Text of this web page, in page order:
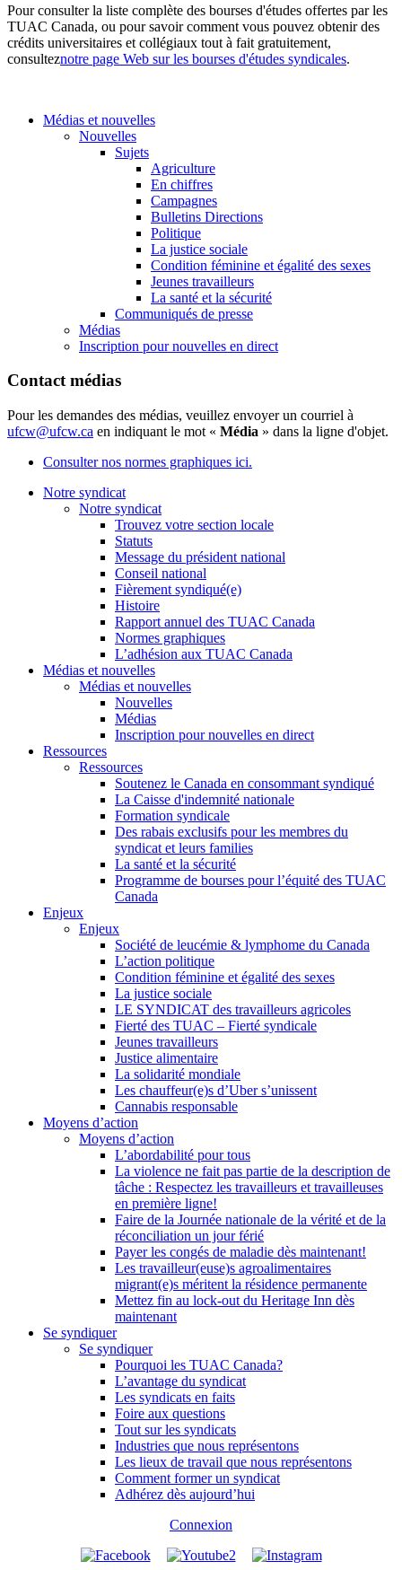
Pour consulter la liste complète des bourses d'études offertes par les
TUAC Canada, ou pour savoir comment vous pouvez obtenir des
crédits universitaires et collégiaux tout à fait gratuitement,
consulteznotre page Web sur les bourses d'études syndicales.
Médias et nouvelles
Nouvelles
Sujets
Agriculture
En chiffres
Campagnes
Bulletins Directions
Politique
La justice sociale
Condition féminine et égalité des sexes
Jeunes travailleurs
La santé et la sécurité
Communiqués de presse
Médias
Inscription pour nouvelles en direct
Contact médias
Pour les demandes des médias, veuillez envoyer un courriel à
ufcw@ufcw.ca en indiquant le mot « Média » dans la ligne d'objet.
Consulter nos normes graphiques ici.
Notre syndicat
Notre syndicat
Trouvez votre section locale
Statuts
Message du président national
Conseil national
Fièrement syndiqué(e)
Histoire
Rapport annuel des TUAC Canada
Normes graphiques
L’adhésion aux TUAC Canada
Médias et nouvelles
Médias et nouvelles
Nouvelles
Médias
Inscription pour nouvelles en direct
Ressources
Ressources
Soutenez le Canada en consommant syndiqué
La Caisse d'indemnité nationale
Formation syndicale
Des rabais exclusifs pour les membres du
syndicat et leurs families
La santé et la sécurité
Programme de bourses pour l’équité des TUAC
Canada
Enjeux
Enjeux
Société de leucémie & lymphome du Canada
L’action politique
Condition féminine et égalité des sexes
La justice sociale
LE SYNDICAT des travailleurs agricoles
Fierté des TUAC – Fierté syndicale
Jeunes travailleurs
Justice alimentaire
La solidarité mondiale
Les chauffeur(e)s d’Uber s’unissent
Cannabis responsable
Moyens d’action
Moyens d’action
L’abordabilité pour tous
La violence ne fait pas partie de la description de
tâche : Respectez les travailleurs et travailleuses
en première ligne!
Faire de la Journée nationale de la vérité et de la
réconciliation un jour férié
Payer les congés de maladie dès maintenant!
Les travailleur(euse)s agroalimentaires
migrant(e)s méritent la résidence permanente
Mettez fin au lock-out du Heritage Inn dès
maintenant
Se syndiquer
Se syndiquer
Pourquoi les TUAC Canada?
L’avantage du syndicat
Les syndicats en faits
Foire aux questions
Tout sur les syndicats
Industries que nous représentons
Les lieux de travail que nous représentons
Comment former un syndicat
Adhérez dès aujourd’hui
Connexion